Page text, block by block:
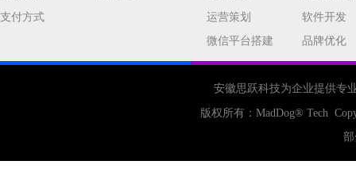
支付方式
运营策划
软件开发
微信平台搭建
品牌优化
安徽思跃科技为企业提供专
版权所有： MadDog® Tech